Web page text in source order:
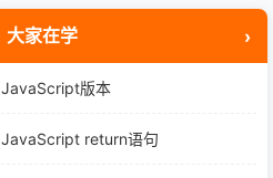
大家在学
JavaScript版本
JavaScript return语句